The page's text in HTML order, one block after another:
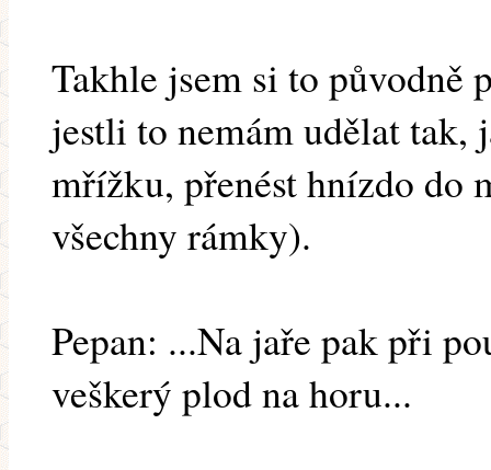
Takhle jsem si to původně
jestli to nemám udělat tak,
mřížku, přenést hnízdo do
všechny rámky).
Pepan: ...Na jaře pak při
veškerý plod na horu...